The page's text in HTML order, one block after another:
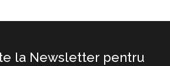
la Newsletter pentru